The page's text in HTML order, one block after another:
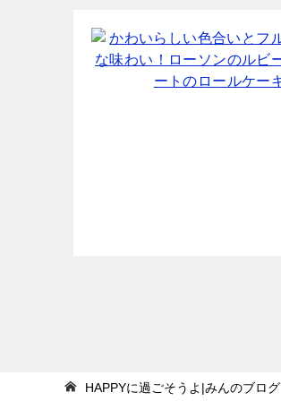
HAPPYに過ごそうよ|みんのブログ